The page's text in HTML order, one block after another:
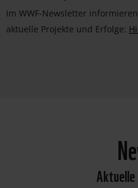
Im WWF-Newsletter
aktuelle Projekte und Erfolge: